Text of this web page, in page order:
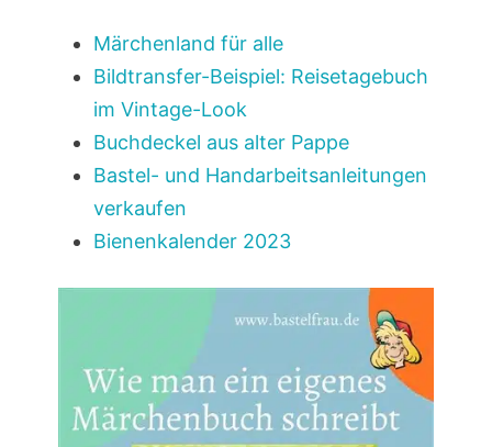
Märchenland für alle
Bildtransfer-Beispiel: Reisetagebuch
im Vintage-Look
Buchdeckel aus alter Pappe
Bastel- und Handarbeitsanleitungen
verkaufen
Bienenkalender 2023